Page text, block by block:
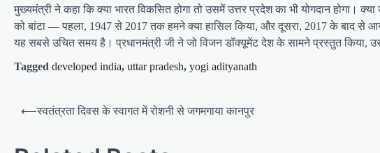
मुख्यमंत्री ने कहा कि क्या भारत विकसित होगा तो उसमें उत्तर प्रदेश का भी योगदान होगा।
को बांटा — पहला, 1947 से 2017 तक हमने क्या हासिल किया, और दूसरा, 2017 के बाद से
यह सबसे उचित समय है। प्रधानमंत्री जी ने जो विजन डॉक्यूमेंट देश के सामने प्रस्तुत किया,
Tagged developed india, uttar pradesh, yogi adityanath
s
⟵स्वतंत्रता दिवस के स्वागत में रोशनी से जगमगाया कानपुर